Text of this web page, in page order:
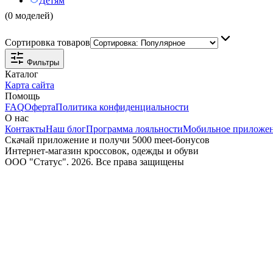
(0 моделей)
Сортировка товаров
Фильтры
Каталог
Карта сайта
Помощь
FAQОфертаПолитика конфиденциальности
О нас
КонтактыНаш блогПрограмма лояльностиМобильное
Скачай приложение и получи 5000 meet-бонусов
Интернет-магазин кроссовок, одежды и обуви
ООО "Статус". 2026. Все права защищены